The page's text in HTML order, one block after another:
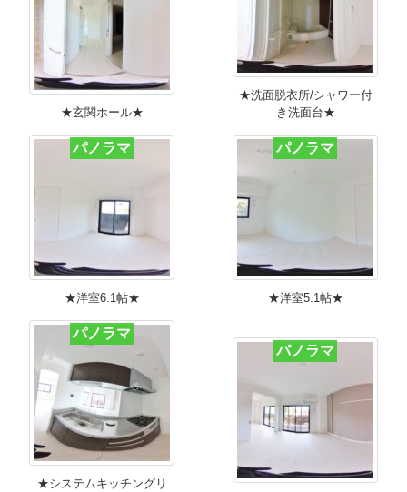
★玄関ホール★
★洗面脱衣所/シャワー付
き洗面台★
パノラマ
★洋室6.1帖★
パノラマ
★洋室5.1帖★
パノラマ
★システムキッチングリ
パノラマ